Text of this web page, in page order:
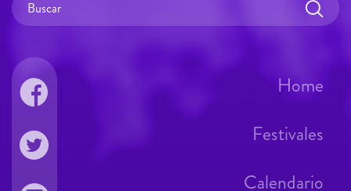
Home
Festivales
Calendario